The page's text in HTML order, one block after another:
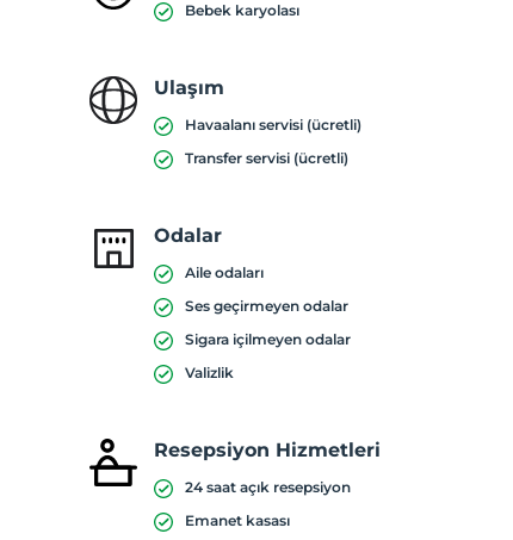
Bebek karyolası
Ulaşım
Havaalanı servisi (ücretli)
Transfer servisi (ücretli)
Odalar
Aile odaları
Ses geçirmeyen odalar
Sigara içilmeyen odalar
Valizlik
Resepsiyon Hizmetleri
24 saat açık resepsiyon
Emanet kasası